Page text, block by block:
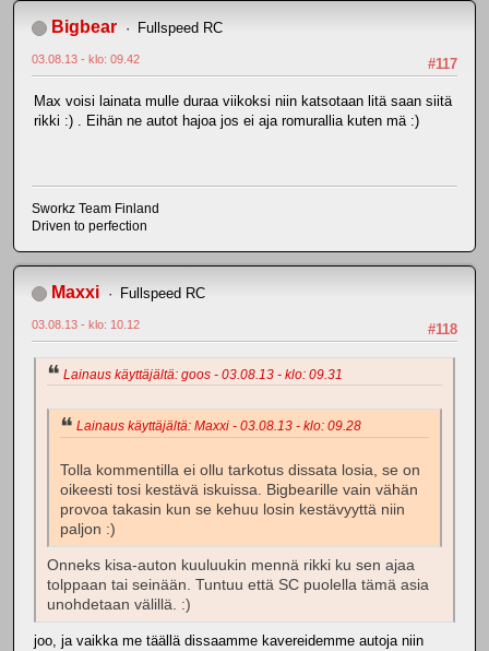
Bigbear Fullspeed RC
#117
03.08.13 - klo: 09.42
Max voisi lainata mulle duraa viikoksi niin katsotaan litä saan siitä
rikki :) . Eihän ne autot hajoa jos ei aja romurallia kuten mä :)
Sworkz Team Finland
Driven to perfection
Maxxi Fullspeed RC
#118
03.08.13 - klo: 10.12
Lainaus käyttäjältä: goos - 03.08.13 - klo: 09.31
Lainaus käyttäjältä: Maxxi - 03.08.13 - klo: 09.28
Tolla kommentilla ei ollu tarkotus dissata losia, se on
oikeesti tosi kestävä iskuissa. Bigbearille vain vähän
provoa takasin kun se kehuu losin kestävyyttä niin
paljon :)
Onneks kisa-auton kuuluukin mennä rikki ku sen ajaa
tolppaan tai seinään. Tuntuu että SC puolella tämä asia
unohdetaan välillä. :)
joo, ja vaikka me täällä dissaamme kavereidemme autoja niin